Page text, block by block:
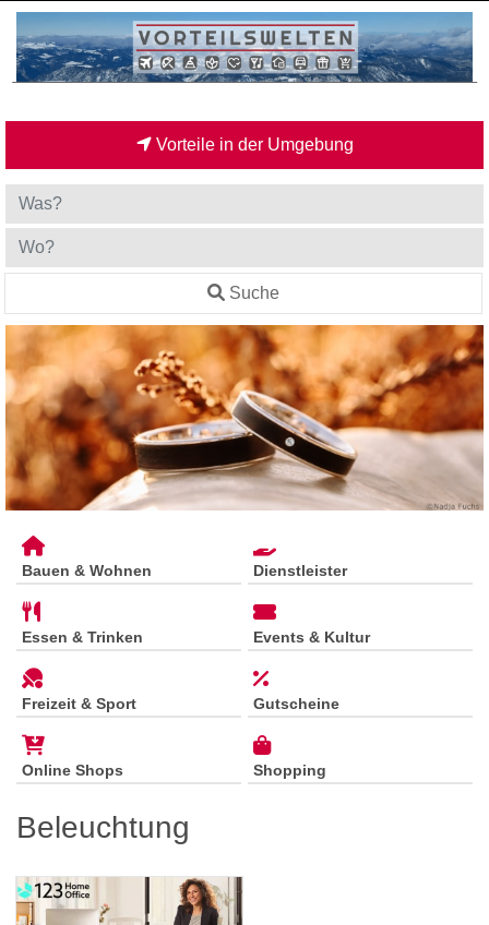
Vorteile in der Umgebung
Suche
Bauen & Wohnen Dienstleister
Essen & Trinken Events & Kultur
Freizeit & Sport Gutscheine
Online Shops Shopping
Beleuchtung